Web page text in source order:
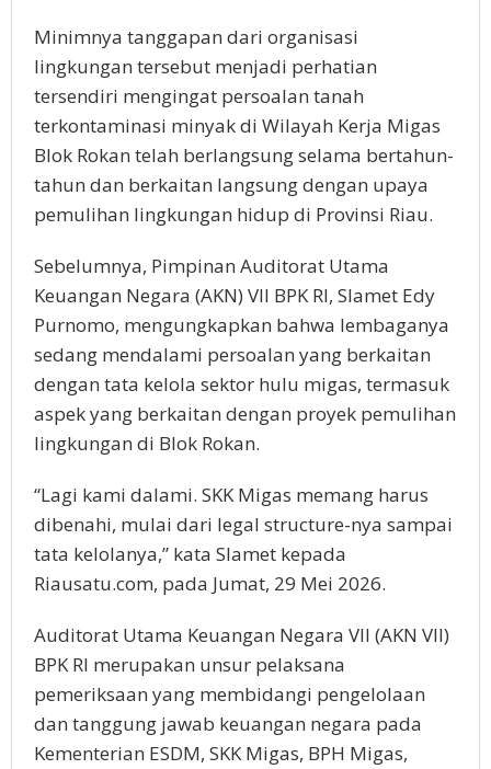
Minimnya tanggapan dari organisasi
lingkungan tersebut menjadi perhatian
tersendiri mengingat persoalan tanah
terkontaminasi minyak di Wilayah Kerja Migas
Blok Rokan telah berlangsung selama bertahun-
tahun dan berkaitan langsung dengan upaya
pemulihan lingkungan hidup di Provinsi Riau.
Sebelumnya, Pimpinan Auditorat Utama
Keuangan Negara (AKN) VII BPK RI, Slamet Edy
Purnomo, mengungkapkan bahwa lembaganya
sedang mendalami persoalan yang berkaitan
dengan tata kelola sektor hulu migas, termasuk
aspek yang berkaitan dengan proyek pemulihan
lingkungan di Blok Rokan.
“Lagi kami dalami. SKK Migas memang harus
dibenahi, mulai dari legal structure-nya sampai
tata kelolanya,” kata Slamet kepada
Riausatu.com, pada Jumat, 29 Mei 2026.
Auditorat Utama Keuangan Negara VII (AKN VII)
BPK RI merupakan unsur pelaksana
pemeriksaan yang membidangi pengelolaan
dan tanggung jawab keuangan negara pada
Kementerian ESDM, SKK Migas, BPH Migas,